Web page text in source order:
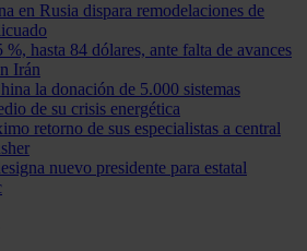
en Rusia dispara remodelaciones de
hasta 84 dólares, ante falta de avances
Irán
la donación de 5.000 sistemas
de su crisis energética
retorno de sus especialistas a central
nuevo presidente para estatal